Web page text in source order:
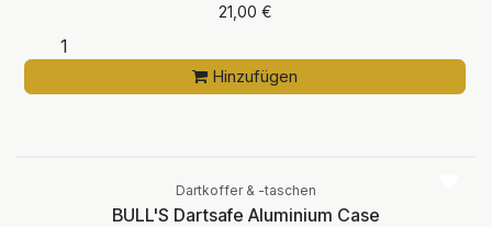
21,00 €
Hinzufügen
Dartkoffer & -taschen
BULL'S Dartsafe Aluminium Case